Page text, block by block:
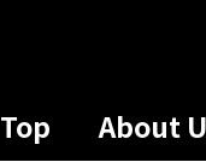
Top About